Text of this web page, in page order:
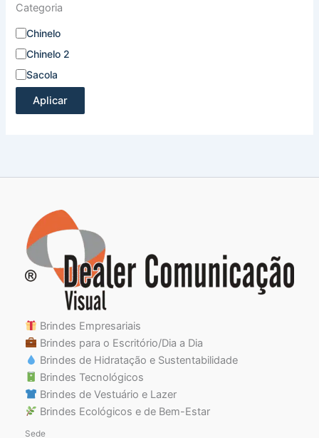
Categoria
Chinelo
Chinelo 2
Sacola
Aplicar
Brindes Empresariais
Brindes para o Escritório/Dia a Dia
Brindes de Hidratação e Sustentabilidade
Brindes Tecnológicos
Brindes de Vestuário e Lazer
Brindes Ecológicos e de Bem-Estar
Sede